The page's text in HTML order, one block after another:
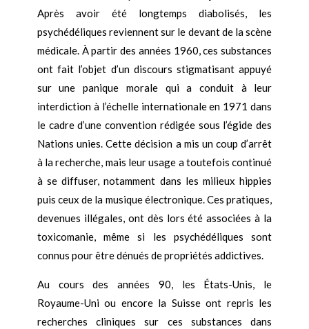
Après avoir été longtemps diabolisés, les
psychédéliques reviennent sur le devant de la scène
médicale. À partir des années 1960, ces substances
ont fait l’objet d’un discours stigmatisant appuyé
sur une panique morale qui a conduit à leur
interdiction à l’échelle internationale en 1971 dans
le cadre d’une convention rédigée sous l’égide des
Nations unies. Cette décision a mis un coup d’arrêt
à la recherche, mais leur usage a toutefois continué
à se diffuser, notamment dans les milieux hippies
puis ceux de la musique électronique. Ces pratiques,
devenues illégales, ont dès lors été associées à la
toxicomanie, même si les psychédéliques sont
connus pour être dénués de propriétés addictives.
Au cours des années 90, les États-Unis, le
Royaume-Uni ou encore la Suisse ont repris les
recherches cliniques sur ces substances dans